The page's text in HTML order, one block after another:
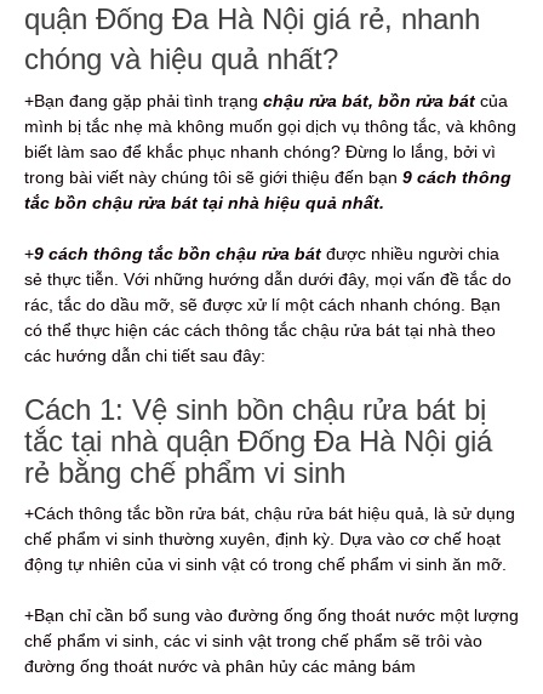
quận Đống Đa Hà Nội giá rẻ, nhanh
chóng và hiệu quả nhất?
+Bạn đang gặp phải tình trạng chậu rửa bát, bồn rửa bát của
mình bị tắc nhẹ mà không muốn gọi dịch vụ thông tắc, và không
biết làm sao để khắc phục nhanh chóng? Đừng lo lắng, bởi vì
trong bài viết này chúng tôi sẽ giới thiệu đến bạn 9 cách thông
tắc bồn chậu rửa bát tại nhà hiệu quả nhất.
+9 cách thông tắc bồn chậu rửa bát được nhiều người chia
sẻ thực tiễn. Với những hướng dẫn dưới đây, mọi vấn đề tắc do
rác, tắc do dầu mỡ, sẽ được xử lí một cách nhanh chóng. Bạn
có thể thực hiện các cách thông tắc chậu rửa bát tại nhà theo
các hướng dẫn chi tiết sau đây:
Cách 1: Vệ sinh bồn chậu rửa bát bị
tắc tại nhà quận Đống Đa Hà Nội giá
rẻ bằng chế phẩm vi sinh
+Cách thông tắc bồn rửa bát, chậu rửa bát hiệu quả, là sử dụng
chế phẩm vi sinh thường xuyên, định kỳ. Dựa vào cơ chế hoạt
động tự nhiên của vi sinh vật có trong chế phẩm vi sinh ăn mỡ.
+Bạn chỉ cần bổ sung vào đường ống ống thoát nước một lượng
chế phẩm vi sinh, các vi sinh vật trong chế phẩm sẽ trôi vào
đường ống thoát nước và phân hủy các mảng bám